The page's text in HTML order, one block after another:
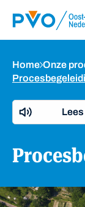
Home
Onze